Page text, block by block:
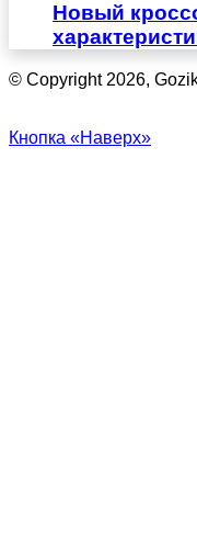
Новый
© Copyright 2026,
Кнопка «Наверх»